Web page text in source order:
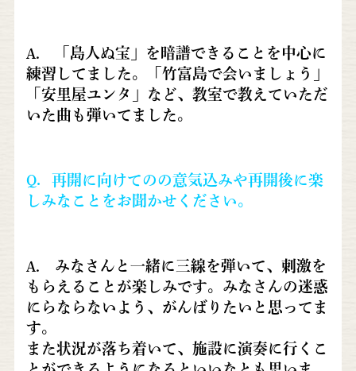
A. 「島人ぬ宝」を暗譜できることを中心に
練習してました。「竹富島で会いましょう」
「安里屋ユンタ」など、教室で教えていただ
いた曲も弾いてました。
Q．再開に向けてのの意気込みや再開後に楽
しみなことをお聞かせください。
A. みなさんと一緒に三線を弾いて、刺激を
もらえることが楽しみです。みなさんの迷惑
にらならないよう、がんばりたいと思ってま
す。
また状況が落ち着いて、施設に演奏に行くこ